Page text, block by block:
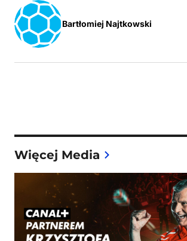
Bartłomiej Najtkowski
Więcej Media